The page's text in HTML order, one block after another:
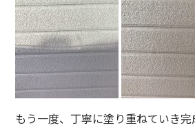
もう一度、丁寧に塗り重ねていき